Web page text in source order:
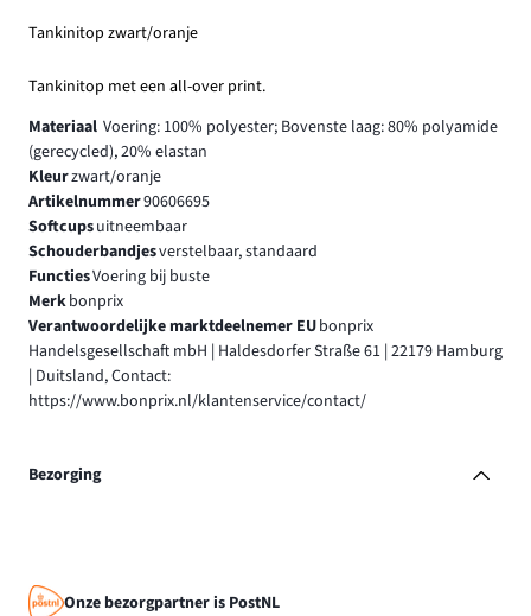
Tankinitop zwart/oranje
Tankinitop met een all-over print.
Materiaal Voering: 100% polyester; Bovenste laag: 80% polyamide
(gerecycled), 20% elastan
Kleurzwart/oranje
Artikelnummer90606695
Softcupsuitneembaar
Schouderbandjesverstelbaar, standaard
FunctiesVoering bij buste
Merkbonprix
Verantwoordelijke marktdeelnemer EUbonprix
Handelsgesellschaft mbH | Haldesdorfer Straße 61 | 22179 Hamburg
| Duitsland, Contact:
https://www.bonprix.nl/klantenservice/contact/
Bezorging
Onze bezorgpartner is PostNL